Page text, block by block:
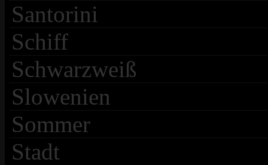
Santorini
Schiff
Schwarzweiß
Slowenien
Sommer
Stadt